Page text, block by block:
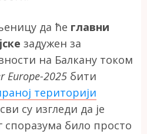
да ће главни
задужен за
на Балкану током
Europe-2025 бити
територији
су изгледи да је
било просто